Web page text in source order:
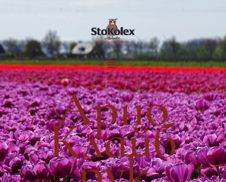
Арно
Клайб
ГЛАВНАЯ
ЦВЕТОЧНЫЕ
ЛУКОВИЦЫ
ГАЛЕРЕЯ
ПРОИЗВОДСТВО
ИНФОРМАЦИЯ
О НАС
КОНТАКТЫ